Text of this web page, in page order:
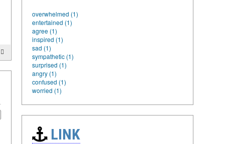
overwhelmed (1)
entertained (1)
agree (1)
inspired (1)
sad (1)
sympathetic (1)
surprised (1)
angry (1)
confused (1)
worried (1)
LINK